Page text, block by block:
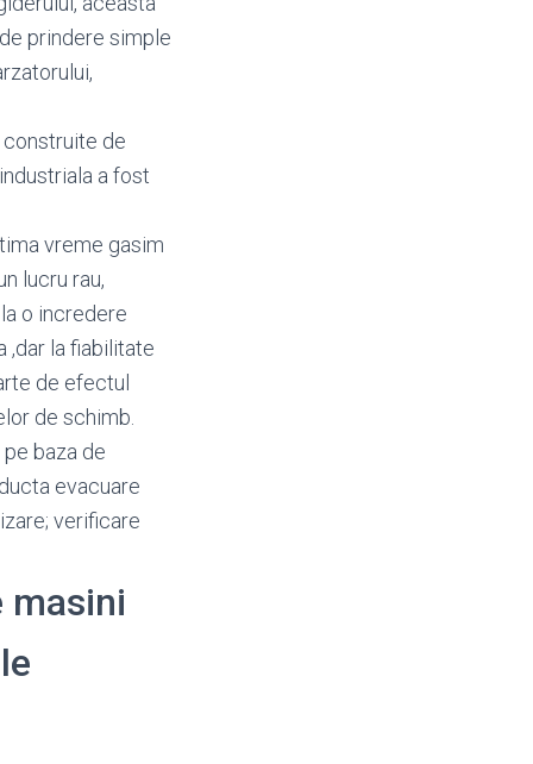
prindere simple
de
a fost
vreme gasim
lucru rau,
o incredere
,dar la fiabilitate
de efectul
de schimb.
baza de
evacuare
verificare
masini